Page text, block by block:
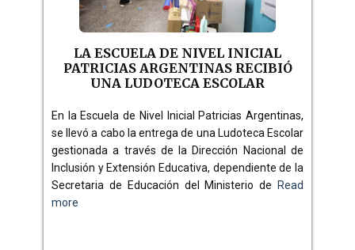
LA ESCUELA DE NIVEL INICIAL
PATRICIAS ARGENTINAS RECIBIÓ
UNA LUDOTECA ESCOLAR
En la Escuela de Nivel Inicial Patricias Argentinas,
se llevó a cabo la entrega de una Ludoteca Escolar
gestionada a través de la Dirección Nacional de
Inclusión y Extensión Educativa, dependiente de la
Secretaria de Educación del Ministerio de
Read
more